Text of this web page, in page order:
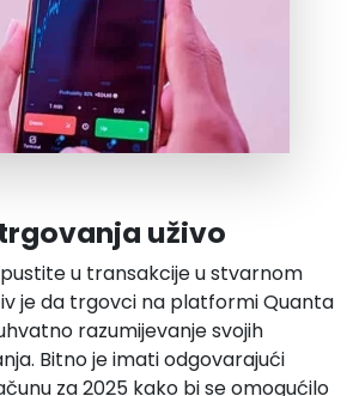
uživo
u transakcije u stvarnom
je da trgovci na platformi Quanta
razumijevanje svojih
Bitno je imati odgovarajući
za 2025 kako bi se omogućilo